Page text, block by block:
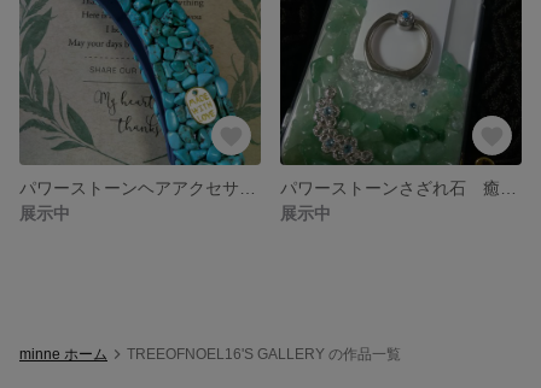
展示中
展示中
minne ホーム TREEOFNOEL16'S GALLERY の作品一覧